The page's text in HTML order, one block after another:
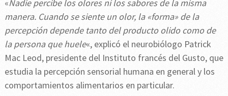
«Nadie percibe los olores ni los sabores de la misma
manera. Cuando se siente un olor, la «forma» de la
percepción depende tanto del producto olido como de
la persona que huele«, explicó el neurobiólogo Patrick
Mac Leod, presidente del Instituto francés del Gusto, que
estudia la percepción sensorial humana en general y los
comportamientos alimentarios en particular.